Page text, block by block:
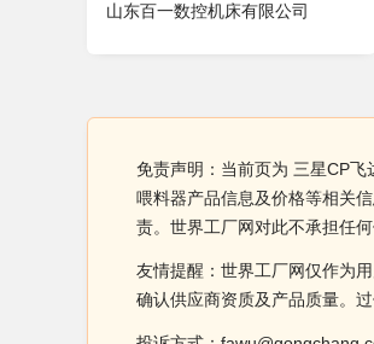
山东百一数控机床有限公司
免责声明：当前页为 三星CP
喂料器产品信息及价格等相关
责。世界工厂网对此不承担任
友情提醒：世界工厂网仅作为
确认供应商资质及产品质量。